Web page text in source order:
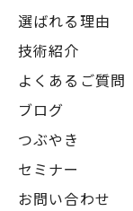
選ばれる理由
技術紹介
よくあるご質問
ブログ
つぶやき
セミナー
お問い合わせ